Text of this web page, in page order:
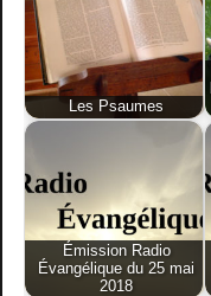
Les Psaumes
Émission Radio
Évangélique du 25 mai
2018